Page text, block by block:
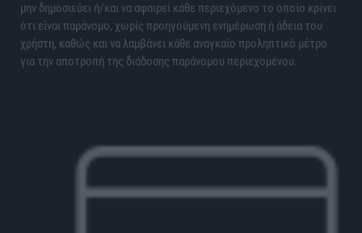
μην δημοσιεύει ή/και να αφαιρεί κάθε περιεχόμενο το οποίο κρίνει
ότι είναι παράνομο, χωρίς προηγούμενη ενημέρωση ή άδεια του
χρήστη, καθώς και να λαμβάνει κάθε αναγκαίο προληπτικό μέτρο
για την αποτροπή της διάδοσης παράνομου περιεχομένου.